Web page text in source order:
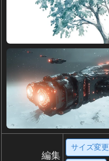
編集
サイズ変更